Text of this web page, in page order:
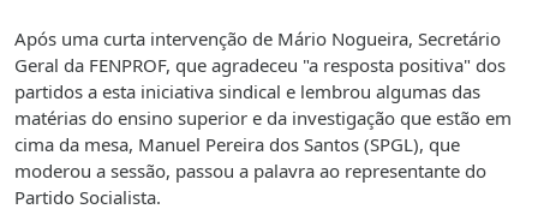
Após uma curta intervenção de Mário Nogueira, Secretário
Geral da FENPROF, que agradeceu "a resposta positiva" dos
partidos a esta iniciativa sindical e lembrou algumas das
matérias do ensino superior e da investigação que estão em
cima da mesa, Manuel Pereira dos Santos (SPGL), que
moderou a sessão, passou a palavra ao representante do
Partido Socialista.